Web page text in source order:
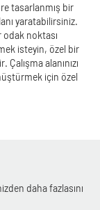
tasarlanmış bir
yaratabilirsiniz.
odak noktası
isteyin, özel bir
alanınızı
için özel
daha fazlasını